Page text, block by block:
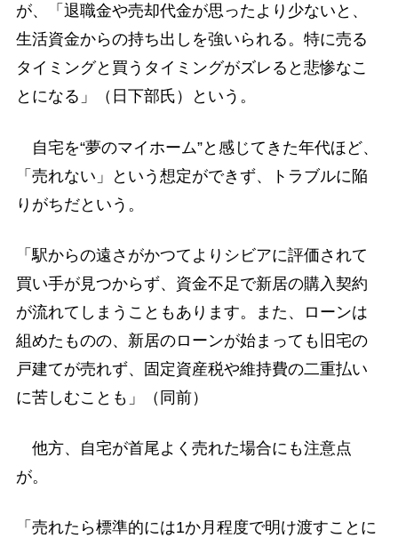
が、「退職金や売却代金が思ったより少ないと、
生活資金からの持ち出しを強いられる。特に売る
タイミングと買うタイミングがズレると悲惨なこ
とになる」（日下部氏）という。
自宅を“夢のマイホーム”と感じてきた年代ほど、
「売れない」という想定ができず、トラブルに陥
りがちだという。
「駅からの遠さがかつてよりシビアに評価されて
買い手が見つからず、資金不足で新居の購入契約
が流れてしまうこともあります。また、ローンは
組めたものの、新居のローンが始まっても旧宅の
戸建てが売れず、固定資産税や維持費の二重払い
に苦しむことも」（同前）
他方、自宅が首尾よく売れた場合にも注意点
が。
「売れたら標準的には1か月程度で明け渡すことに